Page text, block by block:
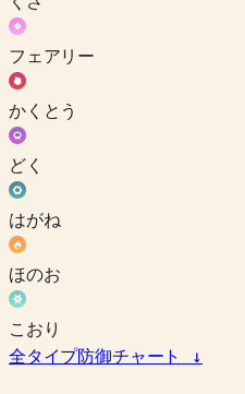
フェアリー
かくとう
どく
はがね
ほのお
こおり
全タイプ防御チャート
↓